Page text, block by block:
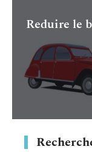
Reduire le